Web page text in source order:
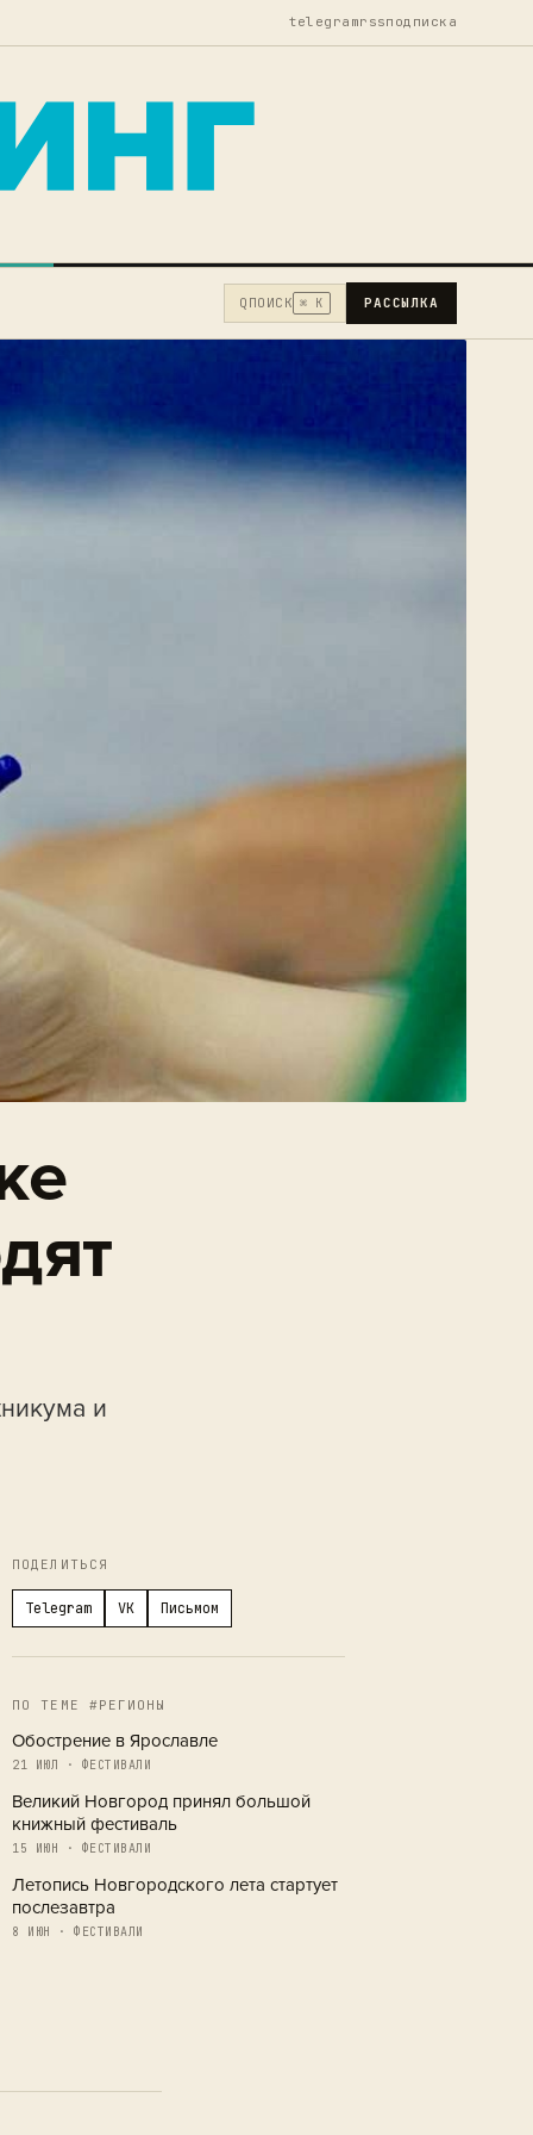
telegramrssподписка
Q ПОИСК ⌘ K РАССЫЛКА
и
ПОДЕЛИТЬСЯ
Telegram VK Письмом
ПО ТЕМЕ #РЕГИОНЫ
Обострение в Ярославле
21 ИЮЛ · ФЕСТИВАЛИ
Великий Новгород принял большой
книжный фестиваль
15 ИЮН · ФЕСТИВАЛИ
Летопись Новгородского лета стартует
послезавтра
8 ИЮН · ФЕСТИВАЛИ